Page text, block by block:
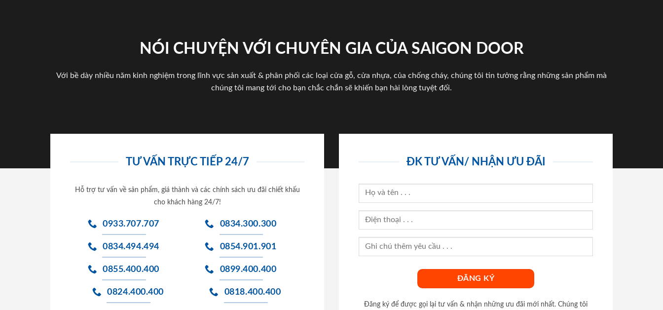
NÓI CHUYỆN VỚI CHUYÊN GIA CỦA SAIGON DOOR
Với bề dày nhiều năm kinh nghiệm trong lĩnh vực sản xuất & phân phối các loại cửa gỗ, cửa nhựa, của chống cháy, chúng tôi tin tưởng rằng những sản phẩm mà
chúng tôi mang tới cho bạn chắc chắn sẽ khiến bạn hài lòng tuyệt đối.
TƯ VẤN TRỰC TIẾP 24/7
Hỗ trợ tư vấn về sản phẩm, giá thành và các chính sách ưu đãi chiết khấu
cho khách hàng 24/7!
0933.707.707
0834.494.494
0855.400.400
0824.400.400
0834.300.300
0854.901.901
0899.400.400
0818.400.400
ĐK TƯ VẤN/ NHẬN ƯU ĐÃI
Đăng ký để được gọi lại tư vấn & nhận những ưu đãi mới nhất. Chúng tôi